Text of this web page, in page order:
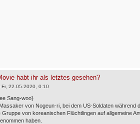
habt ihr als letztes gesehen?
Fr, 22.05.2020, 0:10
Sang-woo}
von Nogeun-ri, bei dem US-Soldaten während
von koreanischen Flüchtlingen auf allgemeine
haben.